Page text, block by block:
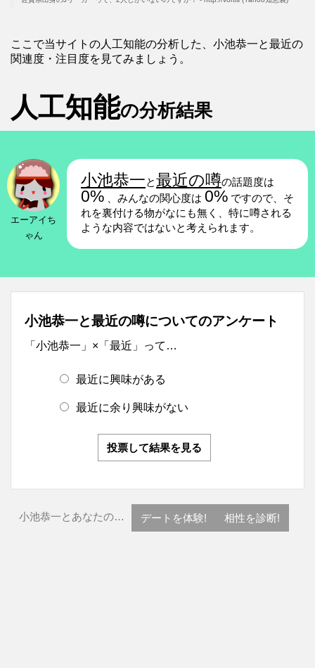
ここで当サイトの人工知能の分析した、小池恭一と最近の
関連度・注目度を見てみましょう。
人工知能の分析結果
エーアイち
ゃん
小池恭一と最近の噂の話題度は
0% 、みんなの関心度は 0% ですので、そ
れを裏付ける物がなにも無く、特に噂される
ような内容ではないと考えられます。
小池恭一と最近の噂についてのアンケート
「小池恭一」×「最近」って…
最近に興味がある
最近に余り興味がない
投票して結果を見る
小池恭一とあなたの… デートを体験! 相性を診断!